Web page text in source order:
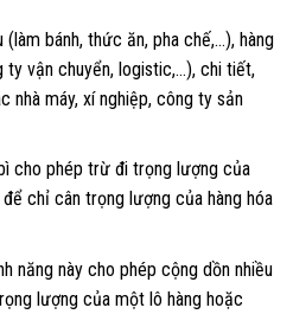
(làm bánh, thức ăn, pha chế,…), hàng
vận chuyển, logistic,…), chi tiết,
nhà máy, xí nghiệp, công ty sản
cho phép trừ đi trọng lượng của
chỉ cân trọng lượng của hàng hóa
năng này cho phép cộng dồn nhiều
lượng của một lô hàng hoặc